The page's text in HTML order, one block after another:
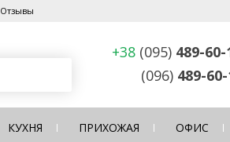
Отзывы
+38 (095) 489-60-
(096) 489-
КУХНЯ ПРИХОЖАЯ ОФИС